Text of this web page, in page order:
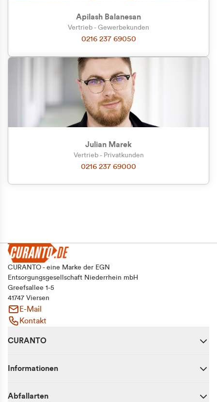
Apilash Balanesan
Vertrieb - Gewerbekunden
0216 237 69050
Julian Marek
Vertrieb - Privatkunden
0216 237 69000
CURANTO - eine Marke der EGN
Entsorgungsgesellschaft Niederrhein mbH
Greefsallee 1-5
41747 Viersen
E-Mail
Kontakt
CURANTO
Informationen
Abfallarten